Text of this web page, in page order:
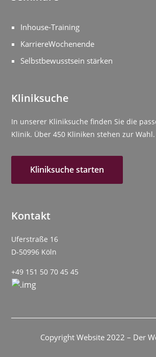
Inhouse-Training
KarriereWochenende
Selbstbewusstsein stärken
Kliniksuche
In unserer Kliniksuche finden Sie die
Klinik. Über 450 Kliniken stehen zur Wahl.
Kliniksuche starten
Kontakt
Uferstraße 16
D-50996 Köln
+49 151 50 70 45 45
Copyright Website 2022 – Der